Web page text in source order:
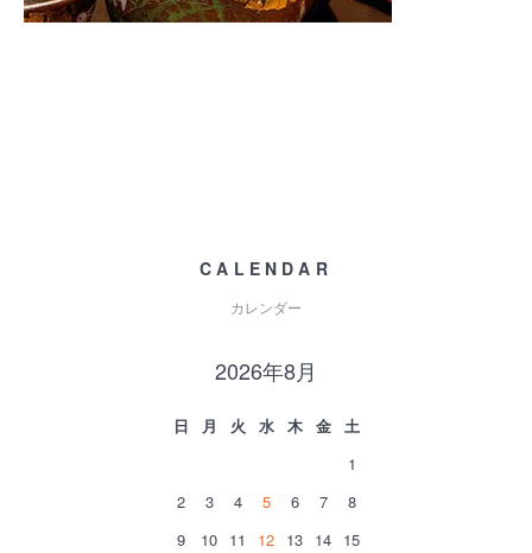
CALENDAR
カレンダー
2026年8月
日 月 火 水 木 金
土
1
2
3 4 5 6 7
8
9
10 11 12 13 14 15